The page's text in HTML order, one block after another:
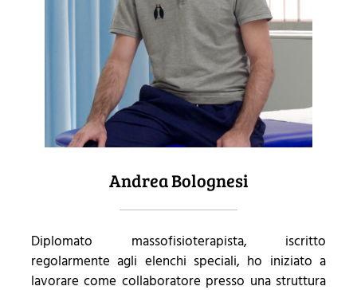
Andrea Bolognesi
Diplomato massofisioterapista, iscritto
regolarmente agli elenchi speciali, ho iniziato a
lavorare come collaboratore presso una struttura